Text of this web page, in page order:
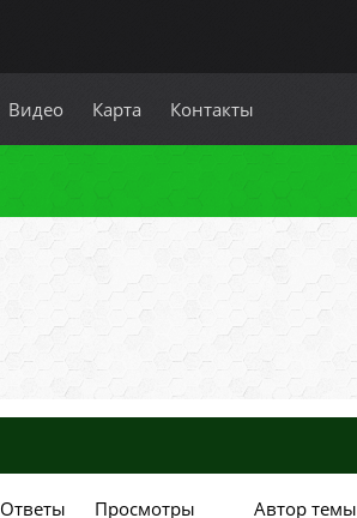
Видео Карта Контакты
Ответы Просмотры Автор темы